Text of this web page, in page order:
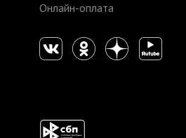
Онлайн-оплата